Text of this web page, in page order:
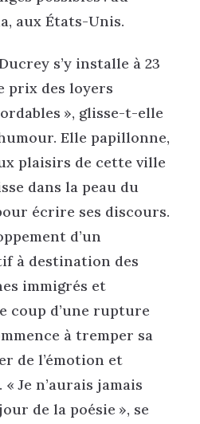
aux États-Unis.
s’y installe à 23
prix des loyers
», glisse-t-elle
Elle papillonne,
plaisirs de cette ville
dans la peau du
écrire ses discours.
d’un
à destination des
immigrés et
coup d’une rupture
à tremper sa
de l’émotion et
« Je n’aurais jamais
de la poésie », se